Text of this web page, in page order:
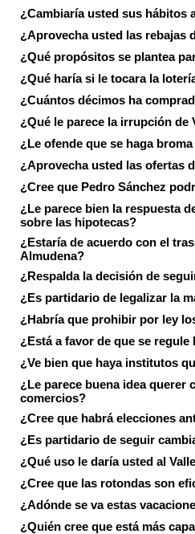
¿Cambiaría usted sus hábitos
¿Aprovecha usted las rebajas
¿Qué propósitos se plantea
¿Qué haría si le tocara la
¿Cuántos décimos ha
¿Qué le parece la irrupción de
¿Le ofende que se haga
¿Aprovecha usted las ofertas
¿Cree que Pedro Sánchez
¿Le parece bien la respuesta
sobre las hipotecas?
¿Estaría de acuerdo con el
Almudena?
¿Respalda la decisión de
¿Es partidario de legalizar la
¿Habría que prohibir por ley
¿Está a favor de que se
¿Ve bien que haya institutos
¿Le parece buena idea
comercios?
¿Cree que habrá elecciones
¿Es partidario de seguir
¿Qué uso le daría usted al
¿Cree que las rotondas son
¿Adónde se va estas
¿Quién cree que está más